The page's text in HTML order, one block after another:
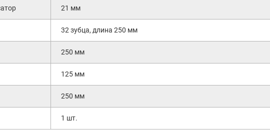
21 мм
32 зубца, длина 250 мм
250 мм
125 мм
250 мм
1 шт.